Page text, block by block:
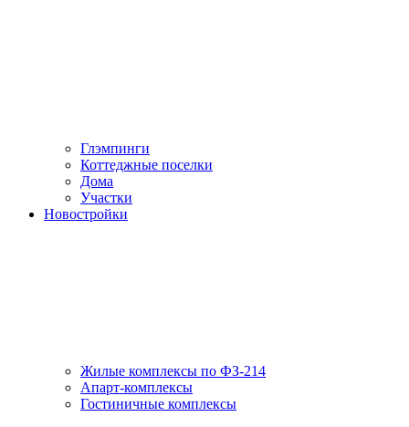
Глэмпинги
Коттеджные поселки
Дома
Участки
Новостройки
Жилые комплексы по ФЗ-214
Апарт-комплексы
Гостиничные комплексы